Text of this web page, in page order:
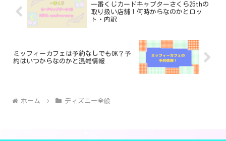
一番くじカードキャプターさくら25thの
取り扱い店舗！何時からなのかとロッ
ト・内訳
ミッフィーカフェは予約なしでもOK？予
約はいつからなのかと混雑情報
ホーム ディズニー全般